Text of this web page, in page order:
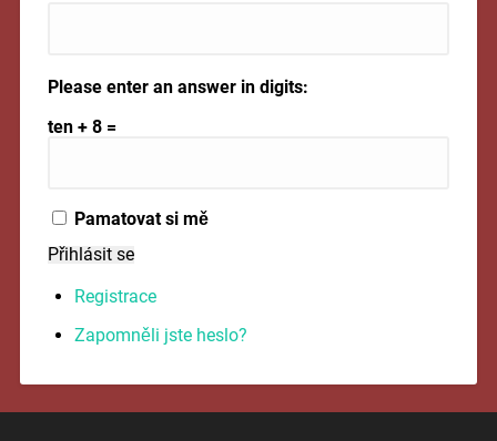
Please enter an answer in digits:
ten + 8 =
Pamatovat si mě
Přihlásit se
Registrace
Zapomněli jste heslo?